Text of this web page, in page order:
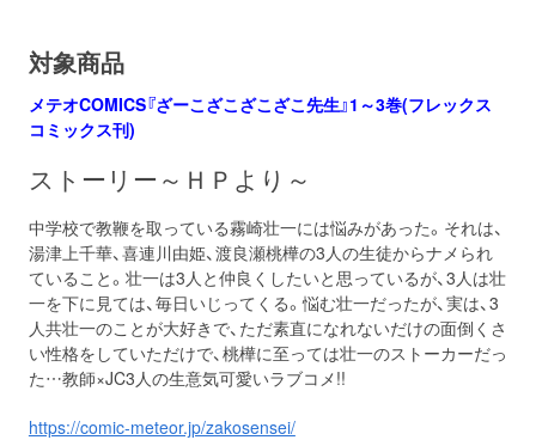
対象商品
メテオCOMICS『ざーこざこざこざこ先生』1～3巻(フレックス
コミックス刊)
ストーリー～ＨＰより～
中学校で教鞭を取っている霧崎壮一には悩みがあった。それは、
湯津上千華、喜連川由姫、渡良瀬桃樺の3人の生徒からナメられ
ていること。壮一は3人と仲良くしたいと思っているが、3人は壮
一を下に見ては、毎日いじってくる。悩む壮一だったが、実は、3
人共壮一のことが大好きで、ただ素直になれないだけの面倒くさ
い性格をしていただけで、桃樺に至っては壮一のストーカーだっ
た…教師×JC3人の生意気可愛いラブコメ!!
https://comic-meteor.jp/zakosensei/